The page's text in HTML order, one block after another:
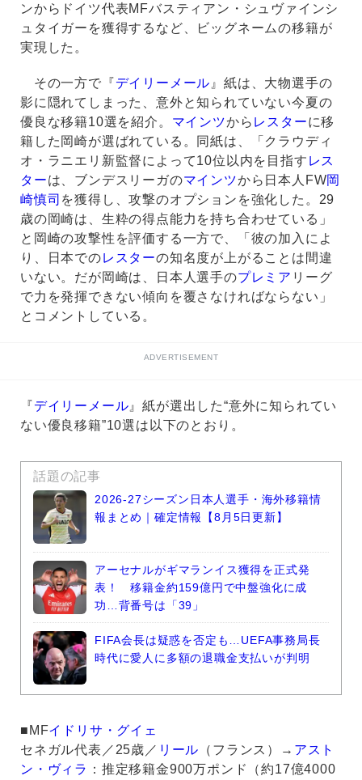
ンからドイツ代表MFバスティアン・シュヴァインシ
ュタイガーを獲得するなど、ビッグネームの移籍が
実現した。
その一方で『デイリーメール 』紙は、大物選手の
影に隠れてしまった、意外と知られていない今夏の
優良な移籍10選を紹介。 マインツから レスターに移
籍した岡崎が選ばれている。同紙は、「クラウディ
オ・ラニエリ新監督によって10位以内を目指す レス
ターは、ブンデスリーガのマインツから日本人FW岡
崎慎司 を獲得し、攻撃のオプションを強化した。29
歳の岡崎は、生粋の得点能力を持ち合わせている」
と岡崎の攻撃性を評価する一方で、「彼の加入によ
り、日本でのレスターの知名度が上がることは間違
いない。だが岡崎は、日本人選手のプレミア リーグ
で力を発揮できない傾向を覆さなければならない」
とコメントしている。
ADVERTISEMENT
『デイリーメール 』紙が選出した“意外に知られてい
ない優良移籍”10選は以下のとおり。
話題の記事
2026-27シーズン日本人選手・海外移籍情
報まとめ｜確定情報【8月5日更新】
アーセナルがギマランイス獲得を正式発
表！ 移籍金約159億円で中盤強化に成
功…背番号は「39」
FIFA会長は疑惑を否定も…UEFA事務局長
時代に愛人に多額の退職金支払いが判明
■MFイドリサ・グイェ
セネガル代表／25歳／ リール （フランス）→ アスト
ン・ヴィラ ：推定移籍金900万ポンド（約17億4000